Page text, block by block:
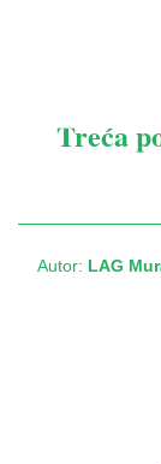
Treća
Autor: LAG